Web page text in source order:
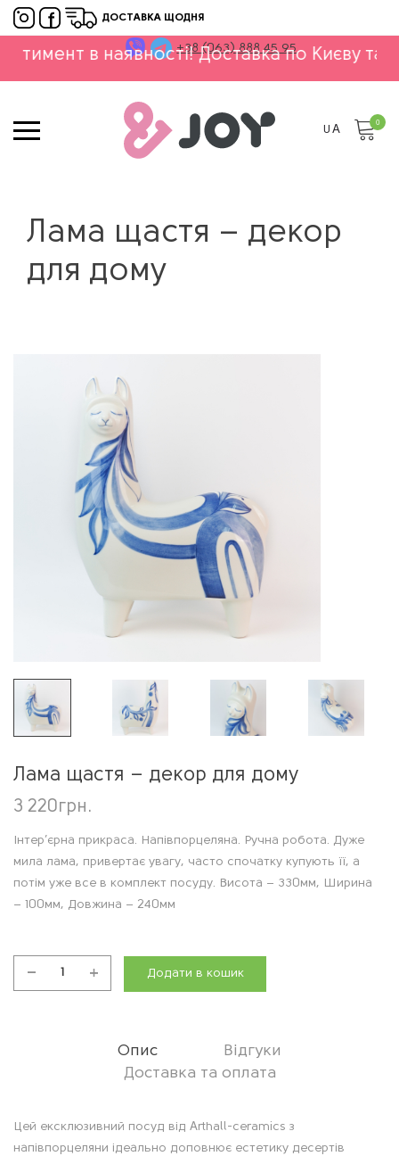
ДОСТАВКА ЩОДНЯ
+38 (063) 888 45 95
в наявності! Доставка по Києву та
UA
0
Лама щастя – декор
для дому
Лама щастя – декор для дому
3 220грн.
Інтер’єрна прикраса. Напівпорцеляна. Ручна робота. Дуже
мила лама, привертає увагу, часто спочатку купують її, а
потім уже все в комплект посуду. Висота – 330мм, Ширина
– 100мм, Довжина – 240мм
Додати в кошик
Опис
Відгуки
Доставка та оплата
О
Цей ексклюзивний посуд від Arthall-ceramics з
напівпорцеляни ідеально доповнює естетику десертів